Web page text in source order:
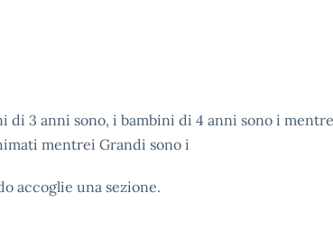
di 3 anni sono, i bambini di 4 anni sono i
mentrei Grandi sono i
accoglie una sezione.